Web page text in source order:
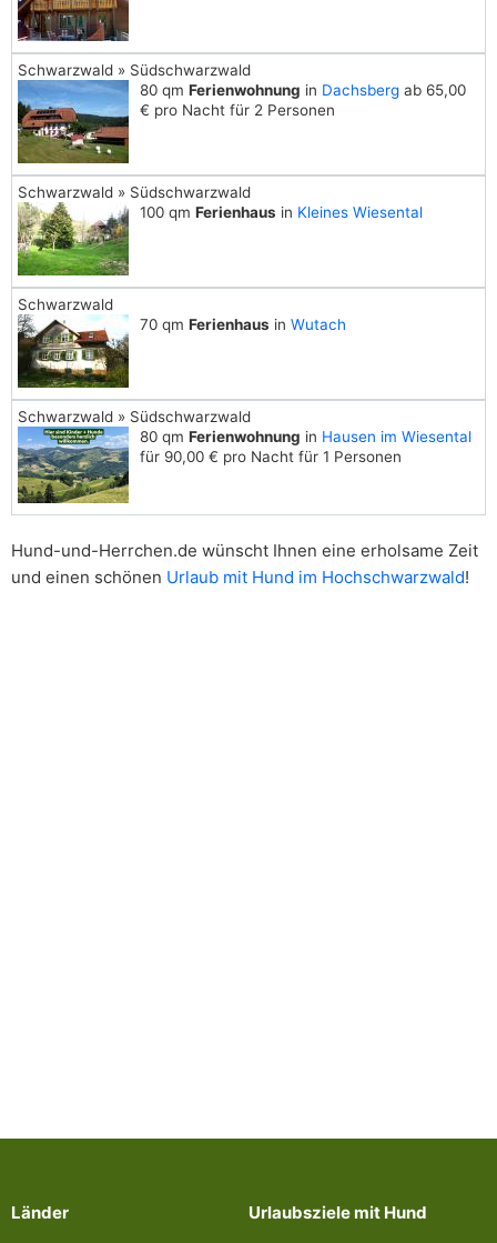
Schwarzwald » Südschwarzwald
80 qm Ferienwohnung in Dachsberg ab 65,00
€ pro Nacht für 2 Personen
Schwarzwald » Südschwarzwald
100 qm Ferienhaus in Kleines Wiesental
Schwarzwald
70 qm Ferienhaus in Wutach
Schwarzwald » Südschwarzwald
80 qm Ferienwohnung in Hausen im Wiesental
für 90,00 € pro Nacht für 1 Personen
Hund-und-Herrchen.de wünscht Ihnen eine erholsame Zeit
und einen schönen Urlaub mit Hund im Hochschwarzwald!
Länder Urlaubsziele mit Hund